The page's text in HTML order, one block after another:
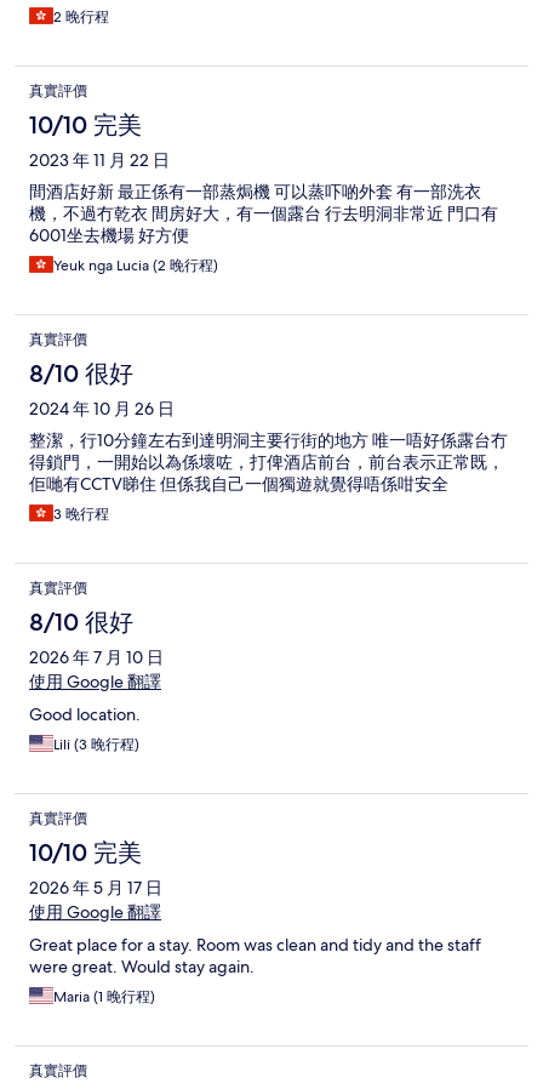
2 晚行程
真實評價
10/10 完美
2023 年 11 月 22 日
間酒店好新 最正係有一部蒸焗機 可以蒸吓啲外套 有一部洗衣
機，不過冇乾衣 間房好大，有一個露台 行去明洞非常近 門口有
6001坐去機場 好方便
Yeuk nga Lucia (2 晚行程)
真實評價
8/10 很好
2024 年 10 月 26 日
整潔，行10分鐘左右到達明洞主要行街的地方 唯一唔好係露台冇
得鎖門，一開始以為係壞咗，打俾酒店前台，前台表示正常既，
佢哋有CCTV睇住 但係我自己一個獨遊就覺得唔係咁安全
3 晚行程
真實評價
8/10 很好
2026 年 7 月 10 日
使用 Google 翻譯
Good location.
Lili (3 晚行程)
真實評價
10/10 完美
2026 年 5 月 17 日
使用 Google 翻譯
Great place for a stay. Room was clean and tidy and the staff
were great. Would stay again.
Maria (1 晚行程)
真實評價